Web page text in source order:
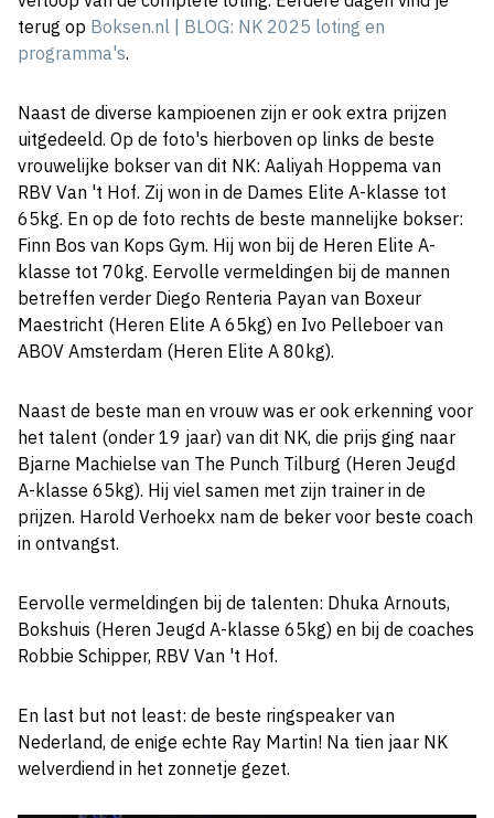
terug op Boksen.nl | BLOG: NK 2025 loting en
programma's.
Naast de diverse kampioenen zijn er ook extra prijzen
uitgedeeld. Op de foto's hierboven op links de beste
vrouwelijke bokser van dit NK: Aaliyah Hoppema van
RBV Van 't Hof. Zij won in de Dames Elite A-klasse tot
65kg. En op de foto rechts de beste mannelijke bokser:
Finn Bos van Kops Gym. Hij won bij de Heren Elite A-
klasse tot 70kg. Eervolle vermeldingen bij de mannen
betreffen verder Diego Renteria Payan van Boxeur
Maestricht (Heren Elite A 65kg) en Ivo Pelleboer van
ABOV Amsterdam (Heren Elite A 80kg).
Naast de beste man en vrouw was er ook erkenning voor
het talent (onder 19 jaar) van dit NK, die prijs ging naar
Bjarne Machielse van The Punch Tilburg (Heren Jeugd
A-klasse 65kg). Hij viel samen met zijn trainer in de
prijzen. Harold Verhoekx nam de beker voor beste coach
in ontvangst.
Eervolle vermeldingen bij de talenten: Dhuka Arnouts,
Bokshuis (Heren Jeugd A-klasse 65kg) en bij de coaches
Robbie Schipper, RBV Van 't Hof.
En last but not least: de beste ringspeaker van
Nederland, de enige echte Ray Martin! Na tien jaar NK
welverdiend in het zonnetje gezet.